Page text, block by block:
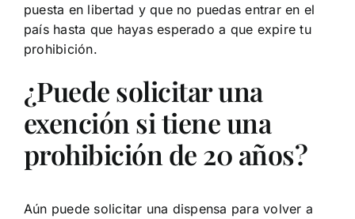
puesta en libertad y que no puedas entrar en el
país hasta que hayas esperado a que expire tu
prohibición.
¿Puede solicitar una
exención si tiene una
prohibición de 20 años?
Aún puede solicitar una dispensa para volver a